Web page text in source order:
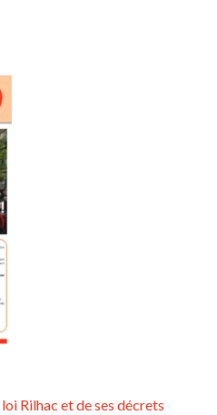
Rilhac et de ses décrets